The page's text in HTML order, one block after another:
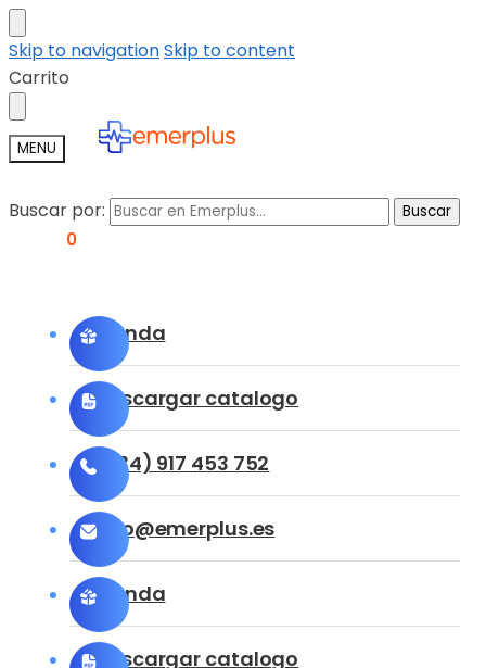
Skip to navigationSkip to content
Carrito
MENU
Buscar por: Buscar
0
Tienda
Descargar catalogo
(+34) 917 453 752
info@emerplus.es
Tienda
Descargar catalogo